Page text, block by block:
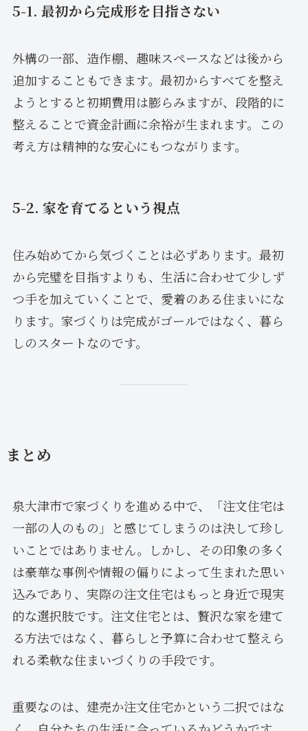
5-1. 最初から完成形を目指さない
外構の一部、造作棚、趣味スペースなどは後から
追加することもできます。最初からすべてを整え
ようとすると初期費用は膨らみますが、段階的に
整えることで資金計画に余裕が生まれます。この
考え方は精神的な安心にもつながります。
5-2. 家を育てるという視点
住み始めてから気づくことは必ずあります。最初
から完璧を目指すよりも、生活に合わせて少しず
つ手を加えていくことで、愛着のある住まいにな
ります。家づくりは完成がゴールではなく、暮ら
しのスタートなのです。
まとめ
泉大津市で家づくりを進める中で、「注文住宅は
一部の人のもの」と感じてしまうのは決して珍し
いことではありません。しかし、その印象の多く
は豪華な事例や情報の偏りによって生まれた思い
込みであり、実際の注文住宅はもっと身近で現実
的な選択肢です。注文住宅とは、贅沢な家を建て
る方法ではなく、暮らしと予算に合わせて整えら
れる柔軟な住まいづくりの手段です。
重要なのは、建売か注文住宅かという二択ではな